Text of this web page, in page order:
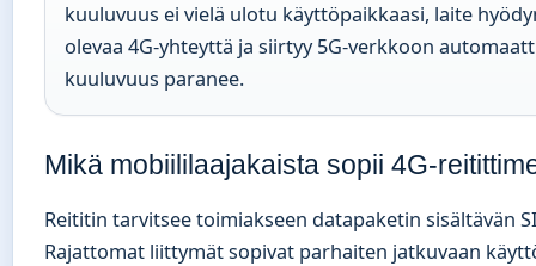
kuuluvuus ei vielä ulotu käyttöpaikkaasi, laite
olevaa 4G-yhteyttä ja siirtyy 5G-verkkoon
kuuluvuus paranee.
Mikä mobiililaajakaista sopii 4G-
Reititin tarvitsee toimiakseen datapaketin sisältävän
Rajattomat liittymät sopivat parhaiten jatkuvaan